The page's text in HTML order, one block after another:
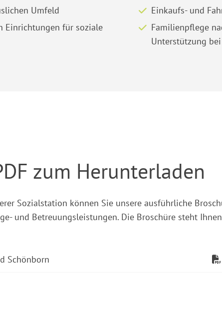
Umfeld
Einrichtungen für soziale
Einkaufs- und
Familienpflege
Unterstützung
zum Herunterladen
Sozialstation können Sie unsere ausführliche
und Betreuungsleistungen. Die Broschüre steht
Schönborn